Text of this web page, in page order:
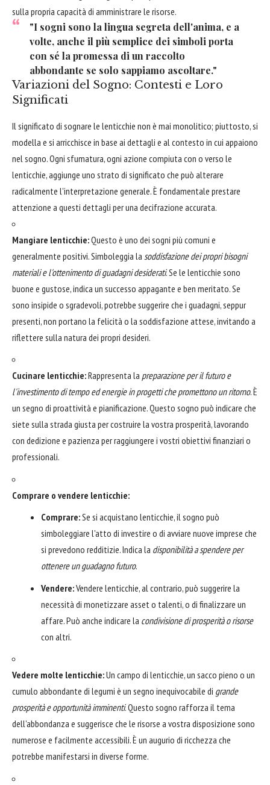
sulla propria capacità di amministrare le risorse.
"I sogni sono la lingua segreta dell'anima, e a
volte, anche il più semplice dei simboli porta
con sé la promessa di un raccolto
abbondante se solo sappiamo ascoltare."
Variazioni del Sogno: Contesti e Loro
Significati
Il significato di sognare le lenticchie non è mai monolitico; piuttosto, si
modella e si arricchisce in base ai dettagli e al contesto in cui appaiono
nel sogno. Ogni sfumatura, ogni azione compiuta con o verso le
lenticchie, aggiunge uno strato di significato che può alterare
radicalmente l'interpretazione generale. È fondamentale prestare
attenzione a questi dettagli per una decifrazione accurata.
Mangiare lenticchie:Questo è uno dei sogni più comuni e
generalmente positivi. Simboleggia la soddisfazione dei propri bisogni
materiali e l'ottenimento di guadagni desiderati. Se le lenticchie sono
buone e gustose, indica un successo appagante e ben meritato. Se
sono insipide o sgradevoli, potrebbe suggerire che i guadagni, seppur
presenti, non portano la felicità o la soddisfazione attese, invitando a
riflettere sulla natura dei propri desideri.
Cucinare lenticchie:Rappresenta la preparazione per il futuro e
l'investimento di tempo ed energie in progetti che promettono un ritorno. È
un segno di proattività e pianificazione. Questo sogno può indicare che
siete sulla strada giusta per costruire la vostra prosperità, lavorando
con dedizione e pazienza per raggiungere i vostri obiettivi finanziari o
professionali.
Comprare o vendere lenticchie:
Comprare:Se si acquistano lenticchie, il sogno può
simboleggiare l'atto di investire o di avviare nuove imprese che
si prevedono redditizie. Indica la disponibilità a spendere per
ottenere un guadagno futuro.
Vendere:Vendere lenticchie, al contrario, può suggerire la
necessità di monetizzare asset o talenti, o di finalizzare un
affare. Può anche indicare la condivisione di prosperità o risorse
con altri.
Vedere molte lenticchie:Un campo di lenticchie, un sacco pieno o un
cumulo abbondante di legumi è un segno inequivocabile di grande
prosperità e opportunità imminenti. Questo sogno rafforza il tema
dell'abbondanza e suggerisce che le risorse a vostra disposizione sono
numerose e facilmente accessibili. È un augurio di ricchezza che
potrebbe manifestarsi in diverse forme.